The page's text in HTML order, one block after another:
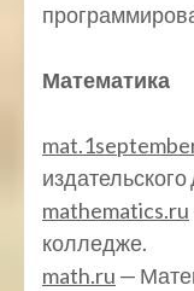
Математика
mathematics.ru
колледже.
math.ru —